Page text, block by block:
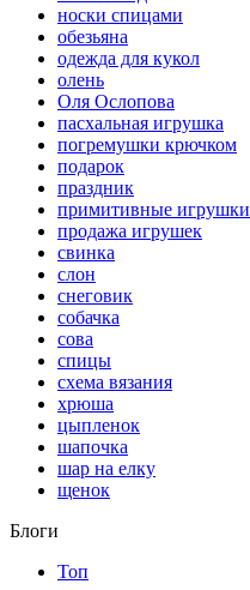
носки спицами
обезьяна
одежда для кукол
олень
Оля Ослопова
пасхальная игрушка
погремушки крючком
подарок
праздник
примитивные игрушки
продажа игрушек
свинка
слон
снеговик
собачка
сова
спицы
схема вязания
хрюша
цыпленок
шапочка
шар на елку
щенок
Блоги
Топ